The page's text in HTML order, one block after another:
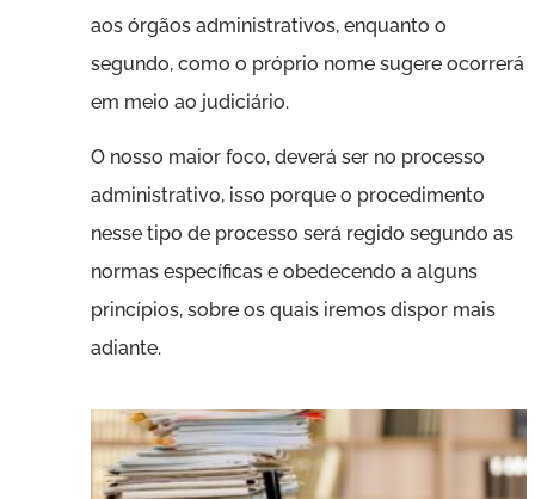
aos órgãos administrativos, enquanto o
segundo, como o próprio nome sugere ocorrerá
em meio ao judiciário.
O nosso maior foco, deverá ser no processo
administrativo, isso porque o procedimento
nesse tipo de processo será regido segundo as
normas específicas e obedecendo a alguns
princípios, sobre os quais iremos dispor mais
adiante.